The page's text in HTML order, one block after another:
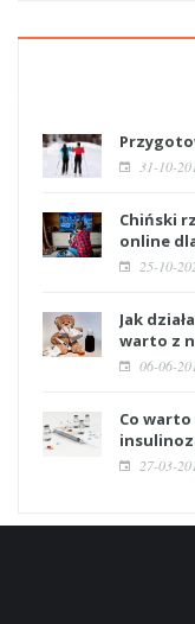
31-10-
Chiński
online
25-10-
Jak
warto z
06-06-
Co
27-03-